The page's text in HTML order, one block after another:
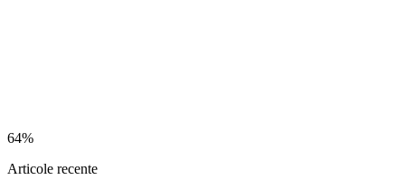
64%
Articole recente